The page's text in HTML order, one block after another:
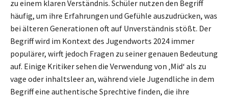
zu einem klaren Verständnis. Schüler nutzen den Begriff
häufig, um ihre Erfahrungen und Gefühle auszudrücken, was
bei älteren Generationen oft auf Unverständnis stößt. Der
Begriff wird im Kontext des Jugendworts 2024 immer
populärer, wirft jedoch Fragen zu seiner genauen Bedeutung
auf. Einige Kritiker sehen die Verwendung von ‚Mid‘ als zu
vage oder inhaltsleer an, während viele Jugendliche in dem
Begriff eine authentische Sprechtive finden, die ihre